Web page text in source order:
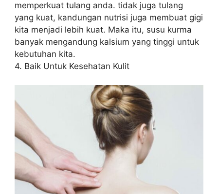
memperkuat tulang anda. tidak juga tulang
yang kuat, kandungan nutrisi juga membuat gigi
kita menjadi lebih kuat. Maka itu, susu kurma
banyak mengandung kalsium yang tinggi untuk
kebutuhan kita.
4. Baik Untuk Kesehatan Kulit